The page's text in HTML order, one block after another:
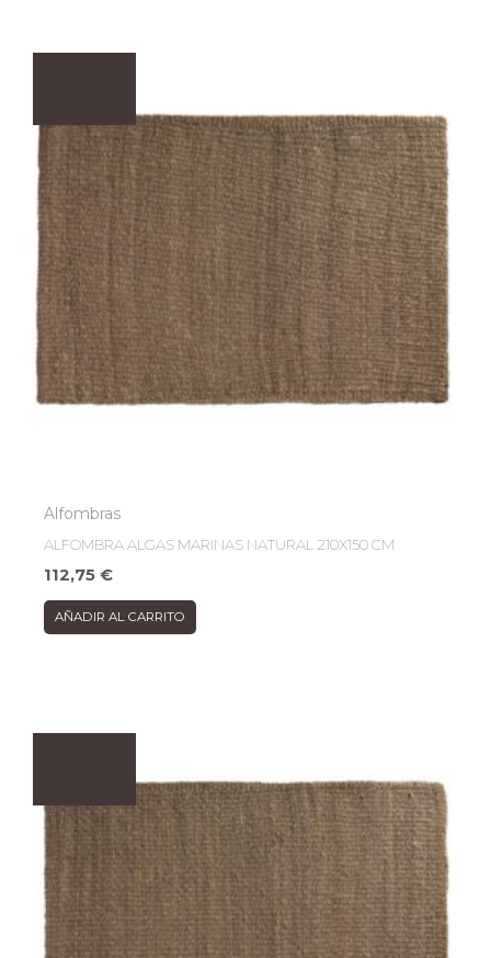
Alfombras
ALFOMBRA ALGAS MARINAS NATURAL 210X150 CM
112,75 €
AÑADIR AL CARRITO